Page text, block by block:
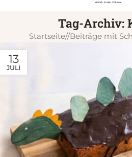
Tag-Archiv:
Startseite/ Beiträge mit
13
JULI